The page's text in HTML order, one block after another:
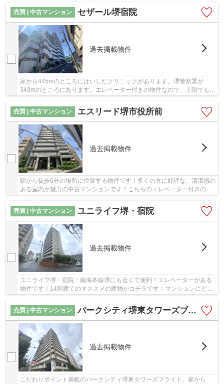
売買 | 中古マンション
セザール堺宿院
過去掲載物件
家から445mのところにはいしだクリニックがあります。堺警察署が
343mのところにあります。エレベーター付きの物件なので、上階でも上
売買 | 中古マンション
エスリード堺市役所前
過去掲載物件
駅から徒歩6分の場所に位置する物件です！多くの方に好評な、清潔感の
ある室内が魅力の中古マンションです！こちらのエレベーター付きの物
売買 | 中古マンション
ユニライフ堺・宿院
過去掲載物件
ユニライフ堺・宿院：南海本線堺にも近くて便利！エレベーターがある
物件です！14階建てのオススメの建物がコチラです！マンションにどん
売買 | 中古マンション
パークシティ堺東タワーズブライト
過去掲載物件
こだわりポイント満載のパークシティ堺東タワーズブライト。家から